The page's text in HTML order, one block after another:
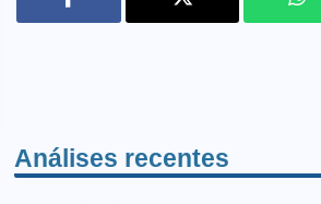
Análises recentes